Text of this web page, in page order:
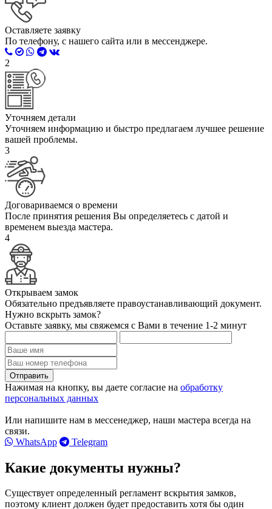
Оставляете заявку
По телефону, с нашего сайта или в мессенджере.
2
Уточняем детали
Уточняем информацию и быстро предлагаем лучшее решение
вашей проблемы.
3
Договариваемся о времени
После принятия решения Вы определяетесь с датой и
временем выезда мастера.
4
Открываем замок
Обязательно предъявляете правоустанавливающий документ.
Нужно вскрыть замок?
Оставьте заявку, мы свяжемся с Вами в течение 1-2 минут
Нажимая на кнопку, вы даете согласие на обработку
персональных данных
Или напишите нам в мессенеджер, наши мастера всегда на
связи.
WhatsApp
Telegram
Какие документы нужны?
Существует определенный регламент вскрытия замков,
поэтому клиент должен будет предоставить хотя бы один